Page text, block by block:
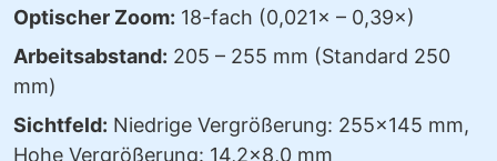
Optischer Zoom: 18-fach (0,021× – 0,39×)
Arbeitsabstand: 205 – 255 mm (Standard 250
mm)
Sichtfeld: Niedrige Vergrößerung: 255×145 mm,
Hohe Vergrößerung: 14,2×8,0 mm